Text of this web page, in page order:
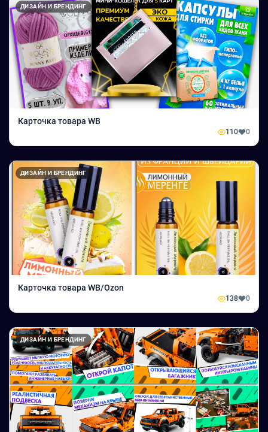
ДИЗАЙН И БРЕНДИНГ
Карточка товара WB
110 0
ДИЗАЙН И БРЕНДИНГ
Карточка товара WB/Ozon
138 0
ДИЗАЙН И БРЕНДИНГ